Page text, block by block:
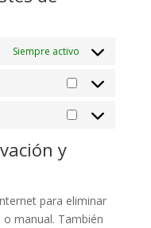
Siempre activo
Estadísticas
Marketing
y
para eliminar
manual. También